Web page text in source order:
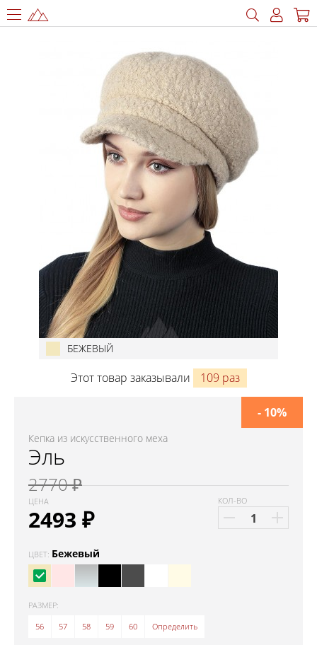
БЕЖЕВЫЙ
Этот товар заказывали 109 раз
Кепка из искусственного меха
Эль
2770 ₽
ЦЕНА
2493 ₽
- 10%
КОЛ-ВО
ЦВЕТ: Бежевый
РАЗМЕР:
56
57 58 59 60 Определить